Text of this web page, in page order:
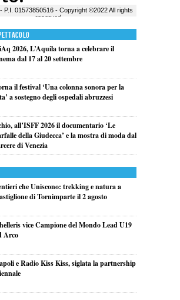
2026, L’Aquila torna a celebrare il
dal 17 al 20 settembre
il festival ‘Una colonna sonora per la
a sostegno degli ospedali abruzzesi
all’ISFF 2026 il documentario ‘Le
della Giudecca’ e la mostra di moda dal
di Venezia
che Uniscono: trekking e natura a
di Tornimparte il 2 agosto
vice Campione del Mondo Lead U19
Arco
e Radio Kiss Kiss, siglata la partnership